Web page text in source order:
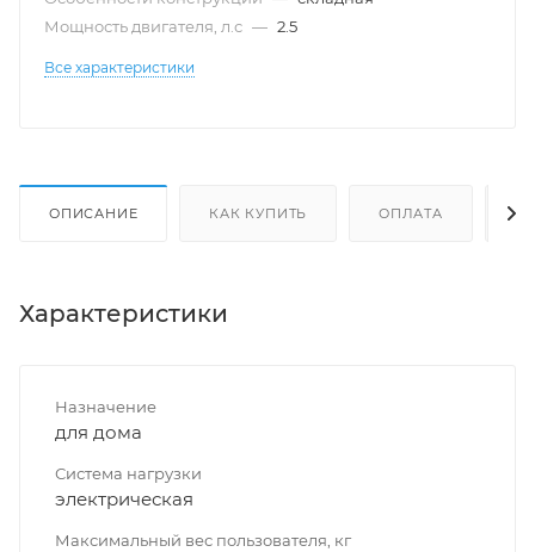
Мощность двигателя, л.с — 2.5
Все характеристики
ОПИСАНИЕ КАК КУПИТЬ ОПЛАТА
Характеристики
Назначение
для дома
Система нагрузки
электрическая
Максимальный вес пользователя, кг